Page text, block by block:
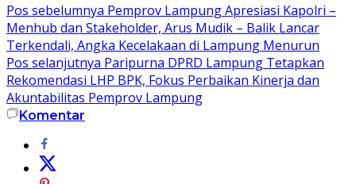
Pos sebelumnya Pemprov Lampung Apresiasi Kapolri –
Menhub dan Stakeholder, Arus Mudik – Balik Lancar
Terkendali, Angka Kecelakaan di Lampung Menurun
Pos selanjutnya Paripurna DPRD Lampung Tetapkan
Rekomendasi LHP BPK, Fokus Perbaikan Kinerja dan
Akuntabilitas Pemprov Lampung
Komentar